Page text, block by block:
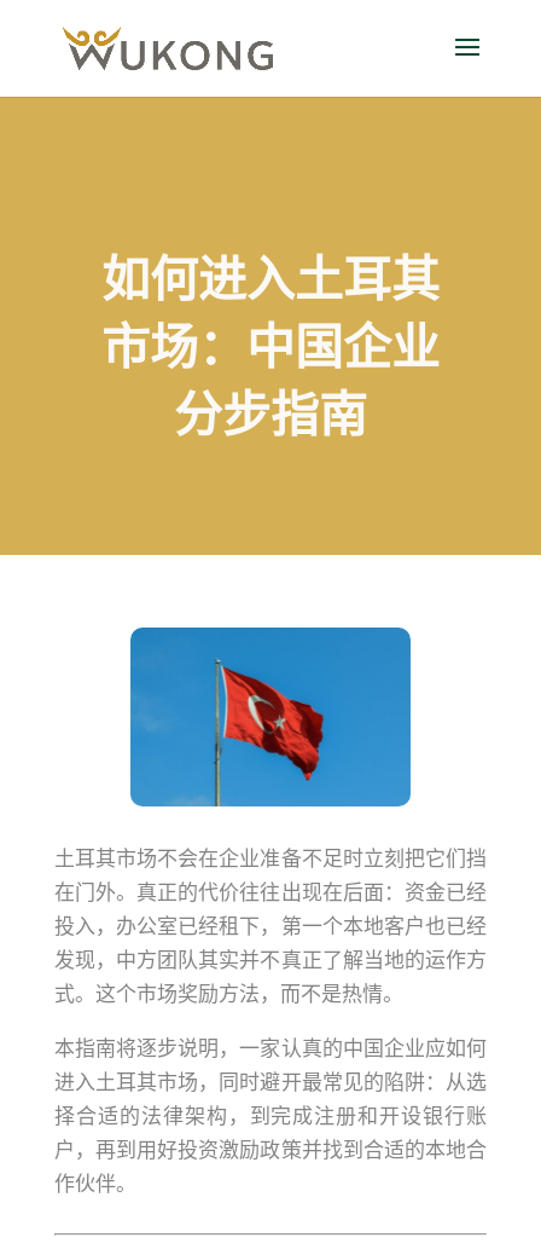
如何进入土耳其
市场：中国企业
分步指南
土耳其市场不会在企业准备不足时立刻把它们挡
在门外。真正的代价往往出现在后面：资金已经
投入，办公室已经租下，第一个本地客户也已经
发现，中方团队其实并不真正了解当地的运作方
式。这个市场奖励方法，而不是热情。
本指南将逐步说明，一家认真的中国企业应如何
进入土耳其市场，同时避开最常见的陷阱：从选
择合适的法律架构，到完成注册和开设银行账
户，再到用好投资激励政策并找到合适的本地合
作伙伴。